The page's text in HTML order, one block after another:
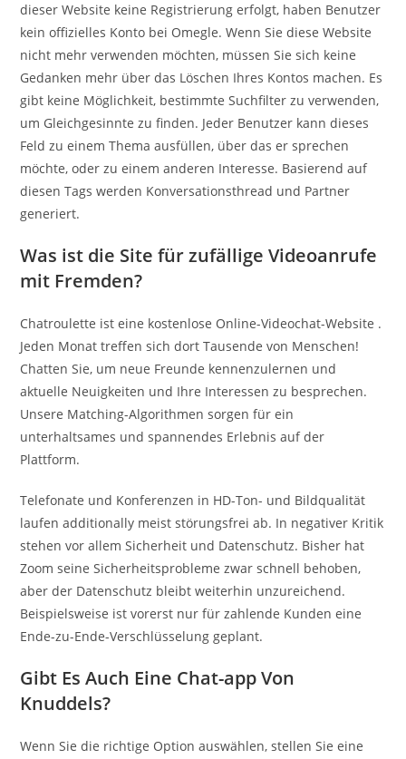
dieser Website keine Registrierung erfolgt, haben Benutzer
kein offizielles Konto bei Omegle. Wenn Sie diese Website
nicht mehr verwenden möchten, müssen Sie sich keine
Gedanken mehr über das Löschen Ihres Kontos machen. Es
gibt keine Möglichkeit, bestimmte Suchfilter zu verwenden,
um Gleichgesinnte zu finden. Jeder Benutzer kann dieses
Feld zu einem Thema ausfüllen, über das er sprechen
möchte, oder zu einem anderen Interesse. Basierend auf
diesen Tags werden Konversationsthread und Partner
generiert.
Was ist die Site für zufällige Videoanrufe
mit Fremden?
Chatroulette ist eine kostenlose Online-Videochat-Website .
Jeden Monat treffen sich dort Tausende von Menschen!
Chatten Sie, um neue Freunde kennenzulernen und
aktuelle Neuigkeiten und Ihre Interessen zu besprechen.
Unsere Matching-Algorithmen sorgen für ein
unterhaltsames und spannendes Erlebnis auf der
Plattform.
Telefonate und Konferenzen in HD-Ton- und Bildqualität
laufen additionally meist störungsfrei ab. In negativer Kritik
stehen vor allem Sicherheit und Datenschutz. Bisher hat
Zoom seine Sicherheitsprobleme zwar schnell behoben,
aber der Datenschutz bleibt weiterhin unzureichend.
Beispielsweise ist vorerst nur für zahlende Kunden eine
Ende-zu-Ende-Verschlüsselung geplant.
Gibt Es Auch Eine Chat-app Von
Knuddels?
Wenn Sie die richtige Option auswählen, stellen Sie eine